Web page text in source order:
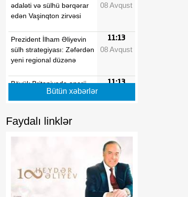
ədaləti və sülhü bərqərar
edən Vaşinqton zirvəsi
08 Avqust
Prezident İlham Əliyevin
sülh strategiyası: Zəfərdən
yeni regional düzənə
11:13
08 Avqust
Böyük Britaniyada enerji
borcları rekord həddə
11:13
Dünyada 2,2 milyard
insanın görmə problemi
08 Avqust
ABŞ-nin “Qızıl Günbəz”
raketdən müdafiə sistemi
sınaq mərhələsinə qədəm
11:09
08 Avqust
Bütün xəbərlər
Faydalı linklər